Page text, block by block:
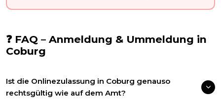
❓ FAQ – Anmeldung & Ummeldung in
Coburg
Ist die Onlinezulassung in Coburg genauso
rechtsgültig wie auf dem Amt?